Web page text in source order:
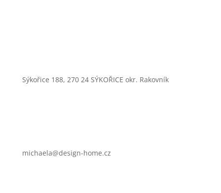
Sýkořice 188, 270 24 SÝKOŘICE okr. Rakovník
michaela@design-home.cz